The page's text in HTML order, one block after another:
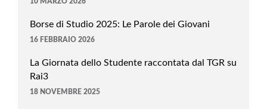
Borse di Studio 2025: Le Parole dei Giovani
16 FEBBRAIO 2026
La Giornata dello Studente raccontata dal TGR su
Rai3
18 NOVEMBRE 2025